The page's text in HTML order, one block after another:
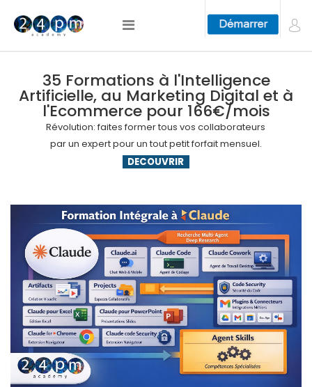
35 Formations à l'Intelligence
Artificielle, au Marketing Digital et à
l'Ecommerce pour 166€/mois
Révolution: faites former tous vos collaborateurs
par un expert pour un tout petit forfait mensuel.
DECOUVRIR